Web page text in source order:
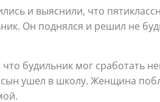
и выяснили, что
Он поднялся и решил не
будильник мог сработать
ушел в школу. Женщина